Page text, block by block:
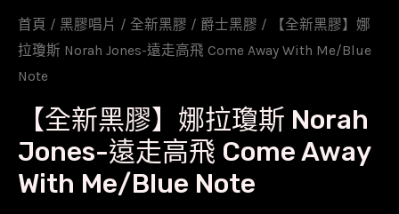
首頁 / 黑膠唱片 / 全新黑膠 / 爵士黑膠 / 【全新黑膠】娜
拉瓊斯 Norah Jones-遠走高飛 Come Away With Me/Blue
Note
【全新黑膠】娜拉瓊斯 Norah
Jones-遠走高飛 Come Away
With Me/Blue Note